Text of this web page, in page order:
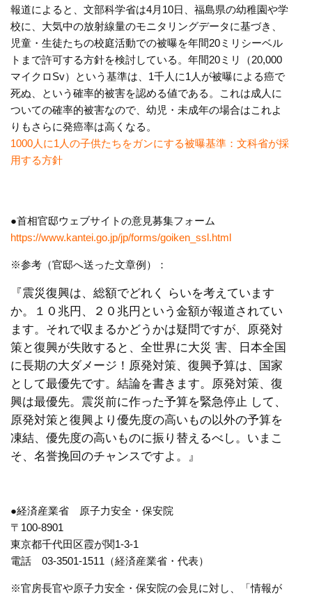
報道によると、文部科学省は4月10日、福島県の幼稚園や学
校に、大気中の放射線量のモニタリングデータに基づき、
児童・生徒たちの校庭活動での被曝を年間20ミリシーベル
トまで許可する方針を検討している。年間20ミリ（20,000
マイクロSv）という基準は、1千人に1人が被曝による癌で
死ぬ、という確率的被害を認める値である。これは成人に
ついての確率的被害なので、幼児・未成年の場合はこれよ
りもさらに発癌率は高くなる。
1000人に1人の子供たちをガンにする被曝基準：文科省が採
用する方針
●首相官邸ウェブサイトの意見募集フォーム
https://www.kantei.go.jp/jp/forms/goiken_ssl.html
※参考（官邸へ送った文章例）：
『震災復興は、総額でどれく らいを考えています
か。１０兆円、２０兆円という金額が報道されてい
ます。それで収まるかどうかは疑問ですが、原発対
策と復興が失敗すると、全世界に大災 害、日本全国
に長期の大ダメージ！原発対策、復興予算は、国家
として最優先です。結論を書きます。原発対策、復
興は最優先。震災前に作った予算を緊急停止 して、
原発対策と復興より優先度の高いもの以外の予算を
凍結、優先度の高いものに振り替えるべし。いまこ
そ、名誉挽回のチャンスですよ。』
●経済産業省 原子力安全・保安院
〒100-8901
東京都千代田区霞が関1-3-1
電話 03-3501-1511（経済産業省・代表）
※官房長官や原子力安全・保安院の会見に対し、「情報が